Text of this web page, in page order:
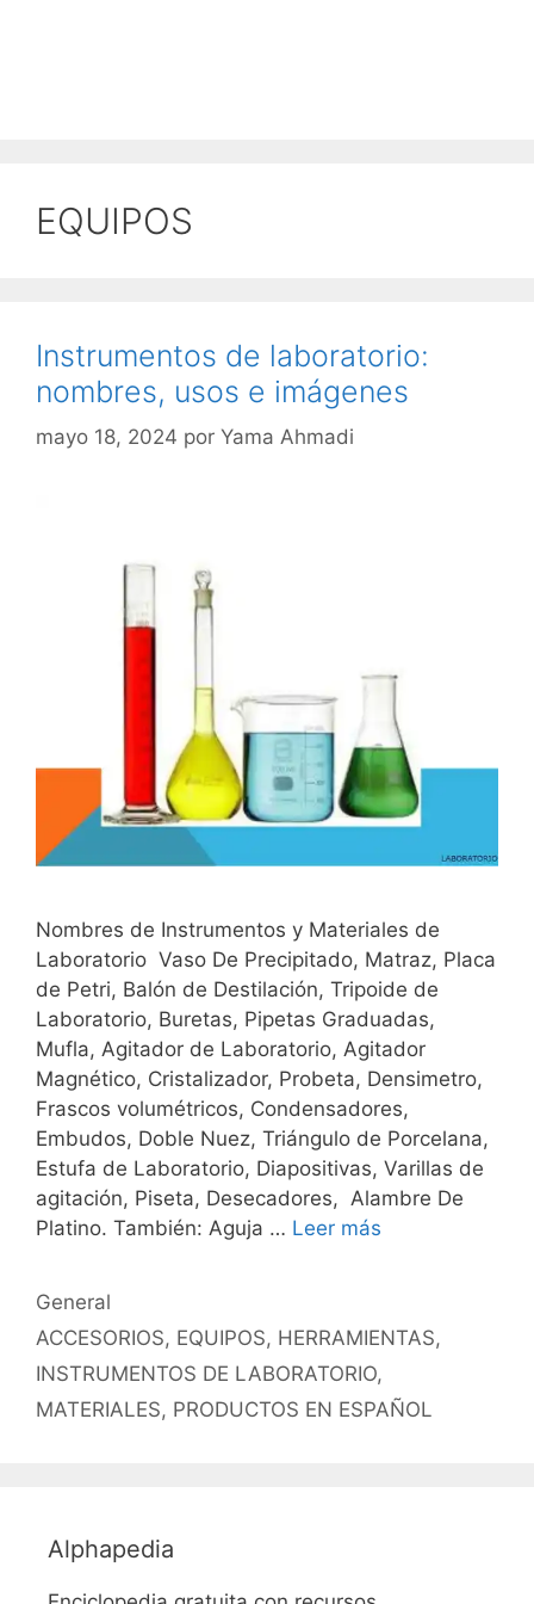
EQUIPOS
Instrumentos de laboratorio:
nombres, usos e imágenes
mayo 18, 2024 por Yama Ahmadi
Nombres de Instrumentos y Materiales de
Laboratorio Vaso De Precipitado, Matraz, Placa
de Petri, Balón de Destilación, Tripoide de
Laboratorio, Buretas, Pipetas Graduadas,
Mufla, Agitador de Laboratorio, Agitador
Magnético, Cristalizador, Probeta, Densimetro,
Frascos volumétricos, Condensadores,
Embudos, Doble Nuez, Triángulo de Porcelana,
Estufa de Laboratorio, Diapositivas, Varillas de
agitación, Piseta, Desecadores, Alambre De
Platino. También: Aguja … Leer más
Categorías
General
Etiquetas
ACCESORIOS, EQUIPOS, HERRAMIENTAS,
INSTRUMENTOS DE LABORATORIO,
MATERIALES, PRODUCTOS EN ESPAÑOL
Alphapedia